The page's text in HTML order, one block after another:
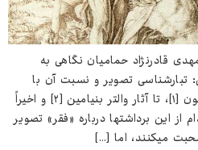
قادرنژاد حمامیان نگاهی به
متن: تبارشناسی تصویر و نسبت آن با
واقعیت را می‌توان از جمهورِ افلاطون [۱]، تا آثار والتر بنیامین [۲] و اخیراً
هر کدام از این برداشت‌ها درباره «فقر» تصویر
می‌کنند، اما […]